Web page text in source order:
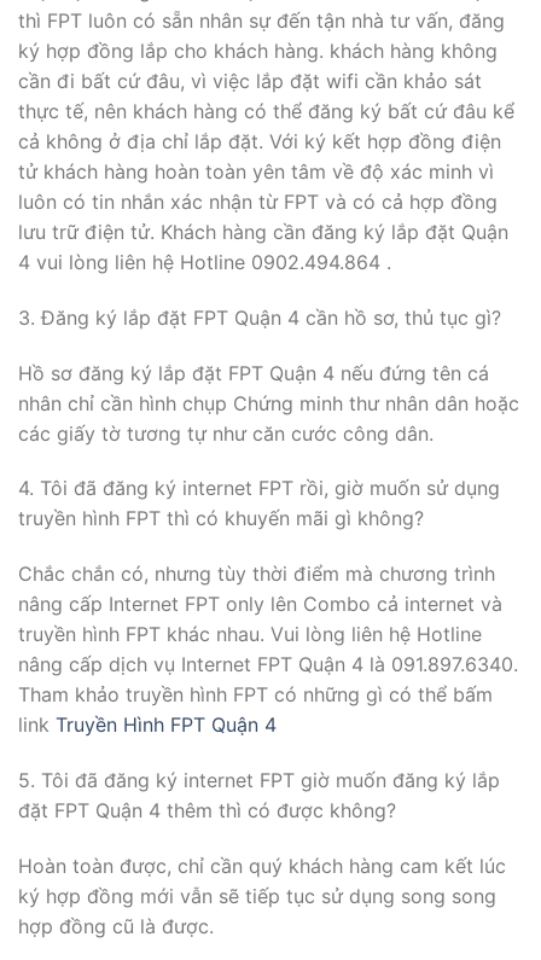
thì FPT luôn có sẵn nhân sự đến tận nhà tư vấn, đăng
ký hợp đồng lắp cho khách hàng. khách hàng không
cần đi bất cứ đâu, vì việc lắp đặt wifi cần khảo sát
thực tế, nên khách hàng có thể đăng ký bất cứ đâu kể
cả không ở địa chỉ lắp đặt. Với ký kết hợp đồng điện
tử khách hàng hoàn toàn yên tâm về độ xác minh vì
luôn có tin nhắn xác nhận từ FPT và có cả hợp đồng
lưu trữ điện tử. Khách hàng cần đăng ký lắp đặt Quận
4 vui lòng liên hệ Hotline 0902.494.864 .
3. Đăng ký lắp đặt FPT Quận 4 cần hồ sơ, thủ tục gì?
Hồ sơ đăng ký lắp đặt FPT Quận 4 nếu đứng tên cá
nhân chỉ cần hình chụp Chứng minh thư nhân dân hoặc
các giấy tờ tương tự như căn cước công dân.
4. Tôi đã đăng ký internet FPT rồi, giờ muốn sử dụng
truyền hình FPT thì có khuyến mãi gì không?
Chắc chắn có, nhưng tùy thời điểm mà chương trình
nâng cấp Internet FPT only lên Combo cả internet và
truyền hình FPT khác nhau. Vui lòng liên hệ Hotline
nâng cấp dịch vụ Internet FPT Quận 4 là 091.897.6340.
Tham khảo truyền hình FPT có những gì có thể bấm
link Truyền Hình FPT Quận 4
5. Tôi đã đăng ký internet FPT giờ muốn đăng ký lắp
đặt FPT Quận 4 thêm thì có được không?
Hoàn toàn được, chỉ cần quý khách hàng cam kết lúc
ký hợp đồng mới vẫn sẽ tiếp tục sử dụng song song
hợp đồng cũ là được.